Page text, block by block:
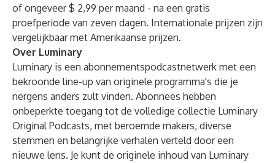
of ongeveer $ 2,99 per maand - na een gratis
proefperiode van zeven dagen. Internationale prijzen zijn
vergelijkbaar met Amerikaanse prijzen.
Over Luminary
Luminary is een abonnementspodcastnetwerk met een
bekroonde line-up van originele programma's die je
nergens anders zult vinden. Abonnees hebben
onbeperkte toegang tot de volledige collectie Luminary
Original Podcasts, met beroemde makers, diverse
stemmen en belangrijke verhalen verteld door een
nieuwe lens. Je kunt de originele inhoud van Luminary